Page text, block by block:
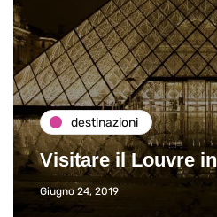
destinazioni
Visitare il Louvre
Giugno 24, 2019